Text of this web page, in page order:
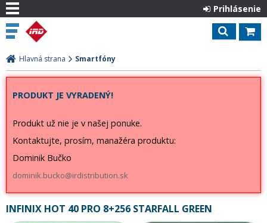
Prihlásenie
Hlavná strana Smartfóny
PRODUKT JE VYRADENÝ!
Produkt už nie je v našej ponuke.
Kontaktujte, prosím, manažéra produktu:
Dominik Bučko
dominik.bucko@irdistribution.sk
INFINIX HOT 40 PRO 8+256 STARFALL GREEN